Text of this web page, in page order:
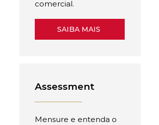
comercial.
SAIBA MAIS
Assessment
Mensure e entenda o